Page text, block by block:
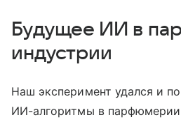
Будущее ИИ в
индустрии
Наш эксперимент удался и
ИИ-алгоритмы в парфюмерии